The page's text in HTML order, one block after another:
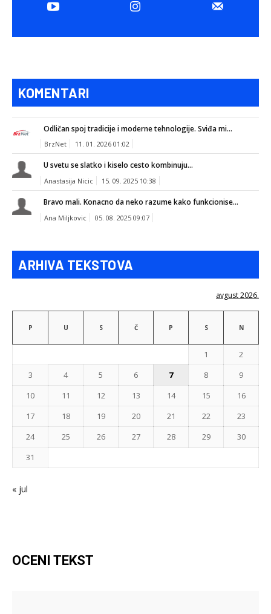
KOMENTARI
Odličan spoj tradicije i moderne tehnologije. Sviđa mi...
BrzNet 11. 01. 2026 01:02
U svetu se slatko i kiselo cesto kombinuju...
Anastasija Nicic 15. 09. 2025 10:38
Bravo mali. Konacno da neko razume kako funkcionise...
Ana Miljkovic 05. 08. 2025 09:07
ARHIVA TEKSTOVA
avgust 2026.
P U S Č P S N
1
2
3
4 5 6 7 8
9
10
11 12 13 14 15
16
17
18 19 20 21 22
23
24
25 26 27 28 29
30
31
« jul
OCENI TEKST